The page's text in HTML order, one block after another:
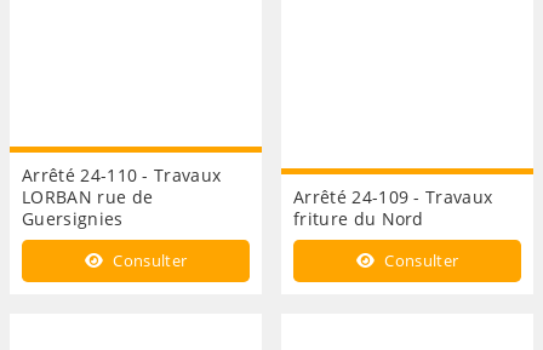
Arrêté 24-110 - Travaux
LORBAN rue de
Guersignies
Consulter
Arrêté 24-109 - Travaux
friture du Nord
Consulter